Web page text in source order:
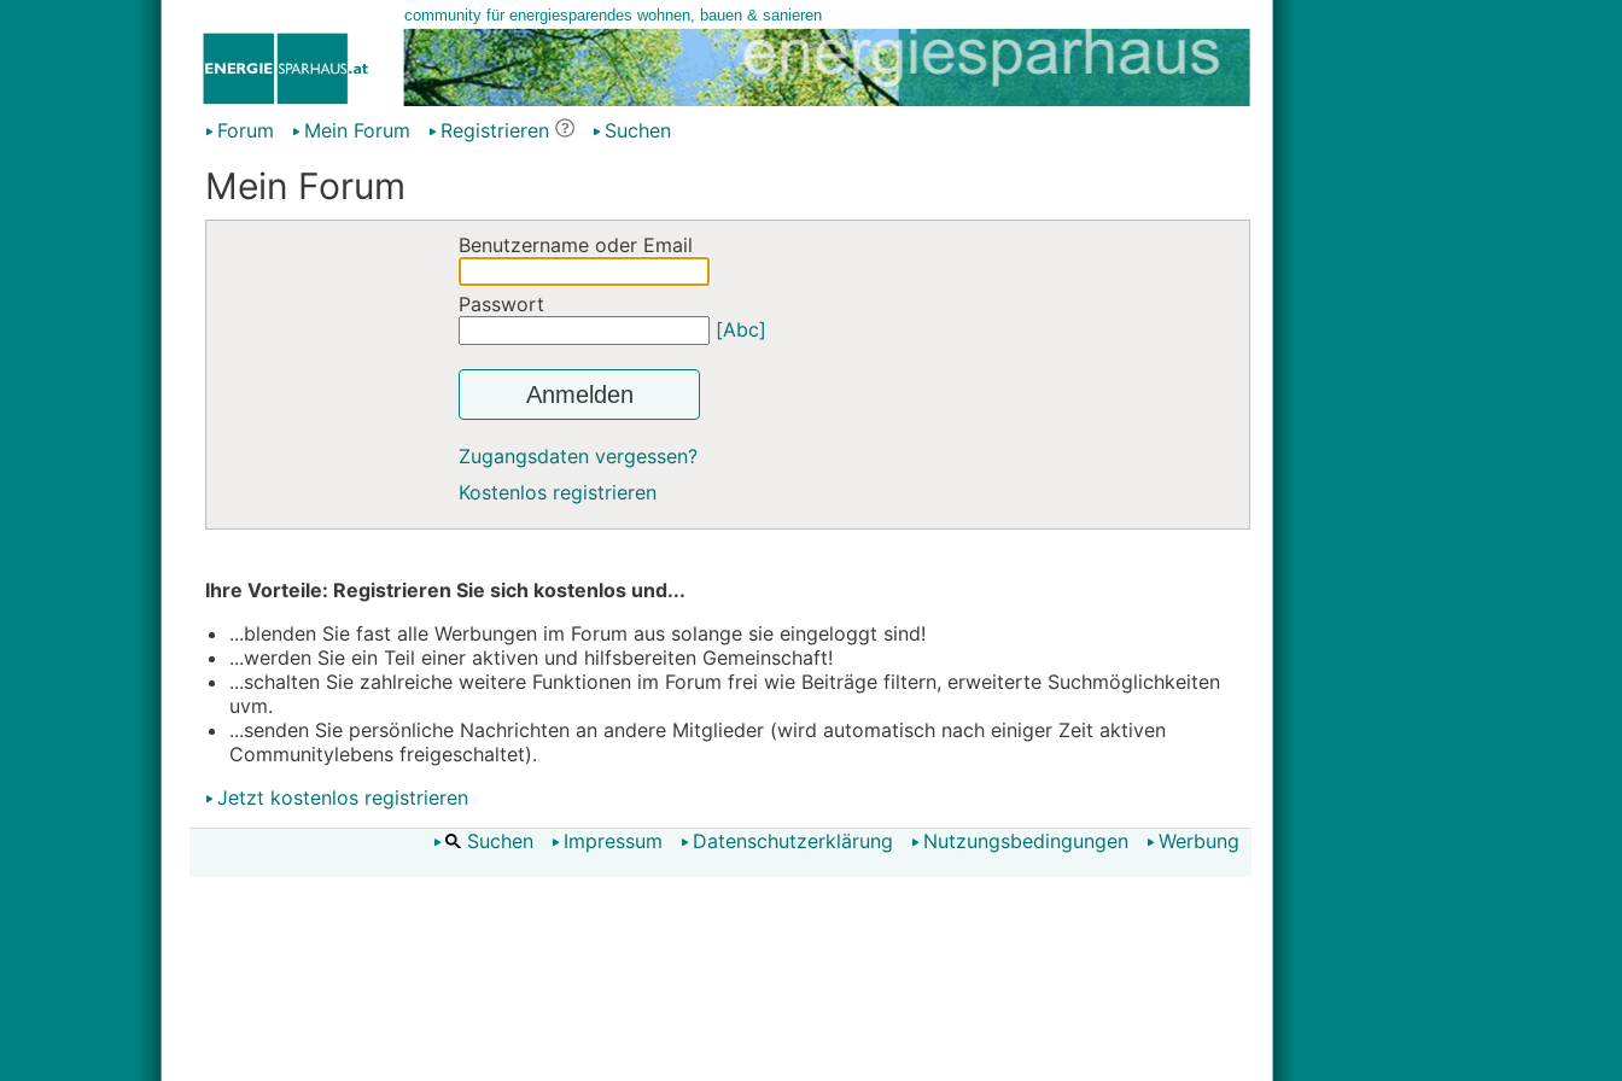
Forum Mein Forum Registrieren Suchen
Mein Forum
Benutzername oder Email
Passwort
[Abc]
Anmelden
Zugangsdaten vergessen?
Kostenlos registrieren
Ihre Vorteile: Registrieren Sie sich kostenlos und...
...blenden Sie fast alle Werbungen im Forum aus solange sie eingeloggt sind!
...werden Sie ein Teil einer aktiven und hilfsbereiten Gemeinschaft!
...schalten Sie zahlreiche weitere Funktionen im Forum frei wie Beiträge filtern, erweiterte Suchmöglichkeiten
uvm.
...senden Sie persönliche Nachrichten an andere Mitglieder (wird automatisch nach einiger Zeit aktiven
Communitylebens freigeschaltet).
Jetzt kostenlos registrieren
Suchen
Impressum Datenschutzerklärung Nutzungsbedingungen Werbung